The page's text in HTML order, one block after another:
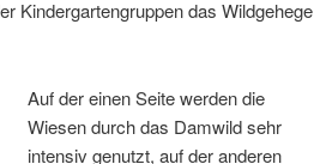
Kindergartengruppen das Wildgehege
Auf der einen Seite werden die
Wiesen durch das Damwild sehr
intensiv genutzt, auf der anderen